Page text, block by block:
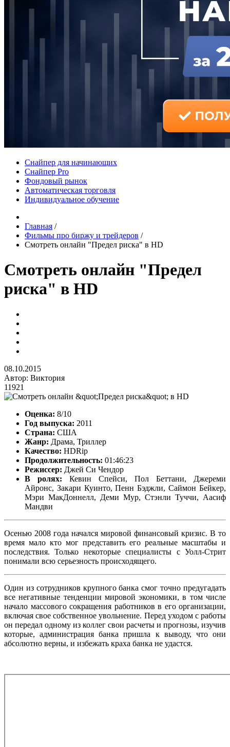
Снайпер для начинающих
Снайпер Pro
Фондовый рынок
Автоматическая торговля
Индивидуальное обучение
Главная /
Фильмы про биржу и трейдеров /
Смотреть онлайн "Предел риска" в HD
Смотреть онлайн "Предел
риска" в HD
08.10.2015
Автор: Виктория
11921
Оценка: 8/10
Год выпуска: 2011
Страна: США
Жанр: Драма, Триллер
Качество: HDRip
Продолжительность: 01:46:23
Режиссер: Джей Си Чендор
В ролях: Кевин Спейси, Пол Беттани, Джереми
Айронс, Закари Куинто, Пенн Бэджли, Саймон Бейкер,
Мэри МакДоннелл, Деми Мур, Стэнли Туччи, Аасиф
Мандви
Осенью 2008 года начался мировой финансовый кризис. В то
время мало кто мог представить его реальные масштабы и
последствия. Только некоторые специалисты с Уолл-Стрит
понимали всю серьезность происходящего.
Один из сотрудников крупного банка смог точно предугадать
все негативные тенденции мировой экономики, в том числе
начало массового сокращения работников в его организации,
включая свое собственное увольнение. Перед уходом с работы
он передал одному из коллег свои расчеты и прогнозы, изучив
которые, администрация банка пришла к выводу, что они
абсолютно верны, и избежать краха банка не удастся.